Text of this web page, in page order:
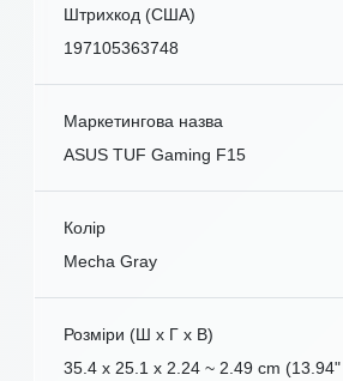
Штрихкод (США)
197105363748
Маркетингова назва
ASUS TUF Gaming F15
Колір
Mecha Gray
Розміри (Ш x Г x В)
35.4 x 25.1 x 2.24 ~ 2.49 cm